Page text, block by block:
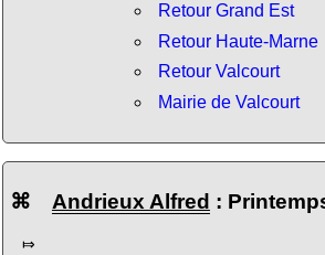
Retour Grand Est
Retour Haute-Marne
Retour Valcourt
Mairie de Valcourt
⌘ Andrieux Alfred :
⤇